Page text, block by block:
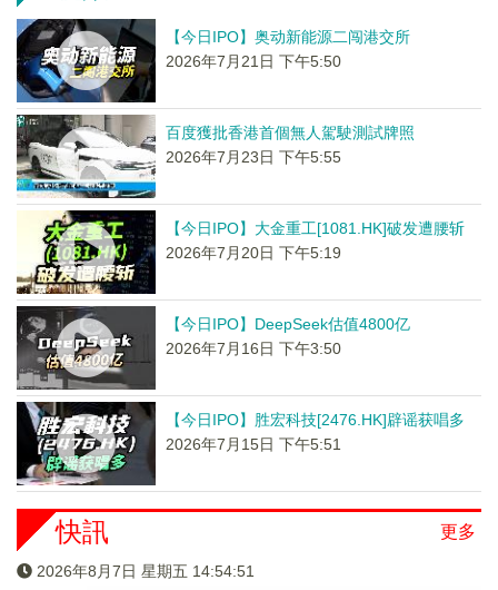
【今日IPO】奥动新能源二闯港交所
2026年7月21日 下午5:50
百度獲批香港首個無人駕駛測試牌照
2026年7月23日 下午5:55
【今日IPO】大金重工[1081.HK]破发遭腰斩
2026年7月20日 下午5:19
【今日IPO】DeepSeek估值4800亿
2026年7月16日 下午3:50
【今日IPO】胜宏科技[2476.HK]辟谣获唱多
2026年7月15日 下午5:51
更多
快訊
2026年8月7日 星期五 14:54:51